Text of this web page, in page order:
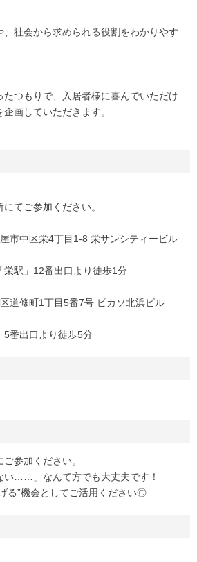
社会から求められる役割をわかりやす
つもりで、入居者様に喜んでいただけ
画していただきます。
てご参加ください。
市中区栄4丁目1-8 栄サンシティービル
栄駅」12番出口より徒歩1分
道修町1丁目5番7号 ピカソ北浜ビル
5番出口より徒歩5分
参加ください。
い……」なんて方でも大丈夫です！
る”機会としてご活用ください◎